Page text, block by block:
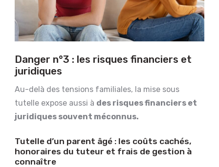
Danger n°3 : les risques financiers et
juridiques
Au-delà des tensions familiales, la mise sous
tutelle expose aussi à des risques financiers et
juridiques souvent méconnus.
Tutelle d’un parent âgé : les coûts cachés,
honoraires du tuteur et frais de gestion à
connaître